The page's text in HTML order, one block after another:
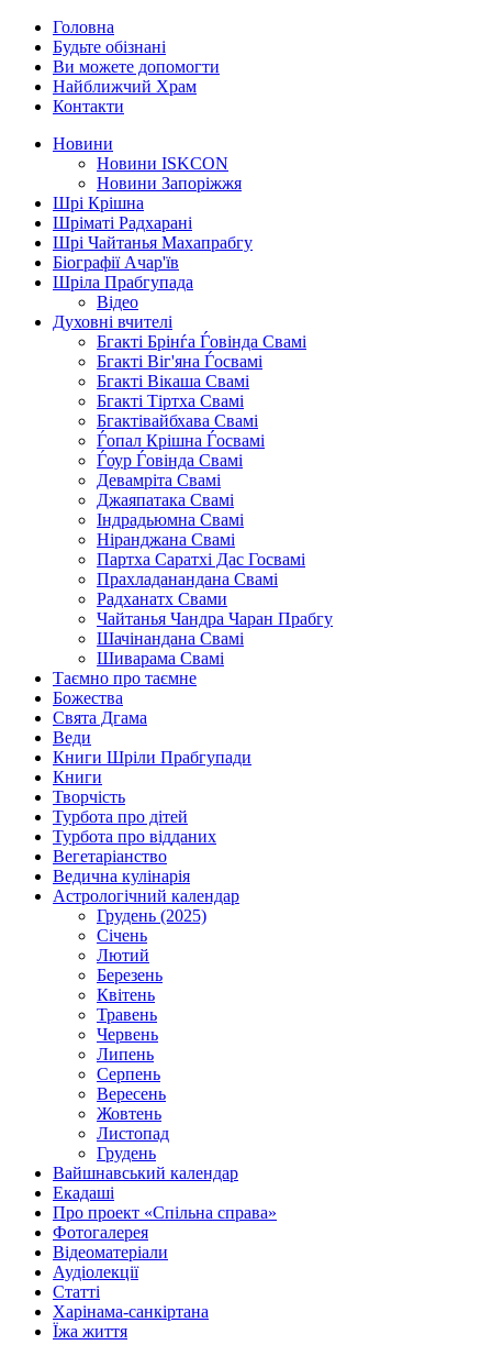
Головна
Будьте обізнані
Ви можете допомогти
Найближчий Храм
Контакти
Новини
Новини ISKCON
Новини Запоріжжя
Шрі Крішна
Шріматі Радхарані
Шрі Чайтанья Махапрабгу
Біографії Ачар'їв
Шріла Прабгупада
Відео
Духовні вчителі
Бгакті Брінѓа Ѓовінда Свамі
Бгакті Віг'яна Ѓосвамі
Бгакті Вікаша Свамі
Бгакті Тіртха Свамі
Бгактівайбхава Свамі
Ѓопал Крішна Ѓосвамі
Ѓоур Ѓовінда Свамі
Девамріта Свамі
Джаяпатака Свамі
Індрадьюмна Свамі
Ніранджана Свамі
Партха Саратхі Дас Госвамі
Прахладанандана Свамі
Радханатх Свами
Чайтанья Чандра Чаран Прабгу
Шачінандана Свамі
Шиварама Свамі
Таємно про таємне
Божества
Свята Дгама
Веди
Книги Шріли Прабгупади
Книги
Творчість
Турбота про дітей
Турбота про відданих
Вегетаріанство
Ведична кулінарія
Астрологічний календар
Грудень (2025)
Січень
Лютий
Березень
Квітень
Травень
Червень
Липень
Серпень
Вересень
Жовтень
Листопад
Грудень
Вайшнавський календар
Екадаші
Про проект «Спільна справа»
Фотогалерея
Відеоматеріали
Аудіолекції
Статті
Харінама-санкіртана
Їжа життя